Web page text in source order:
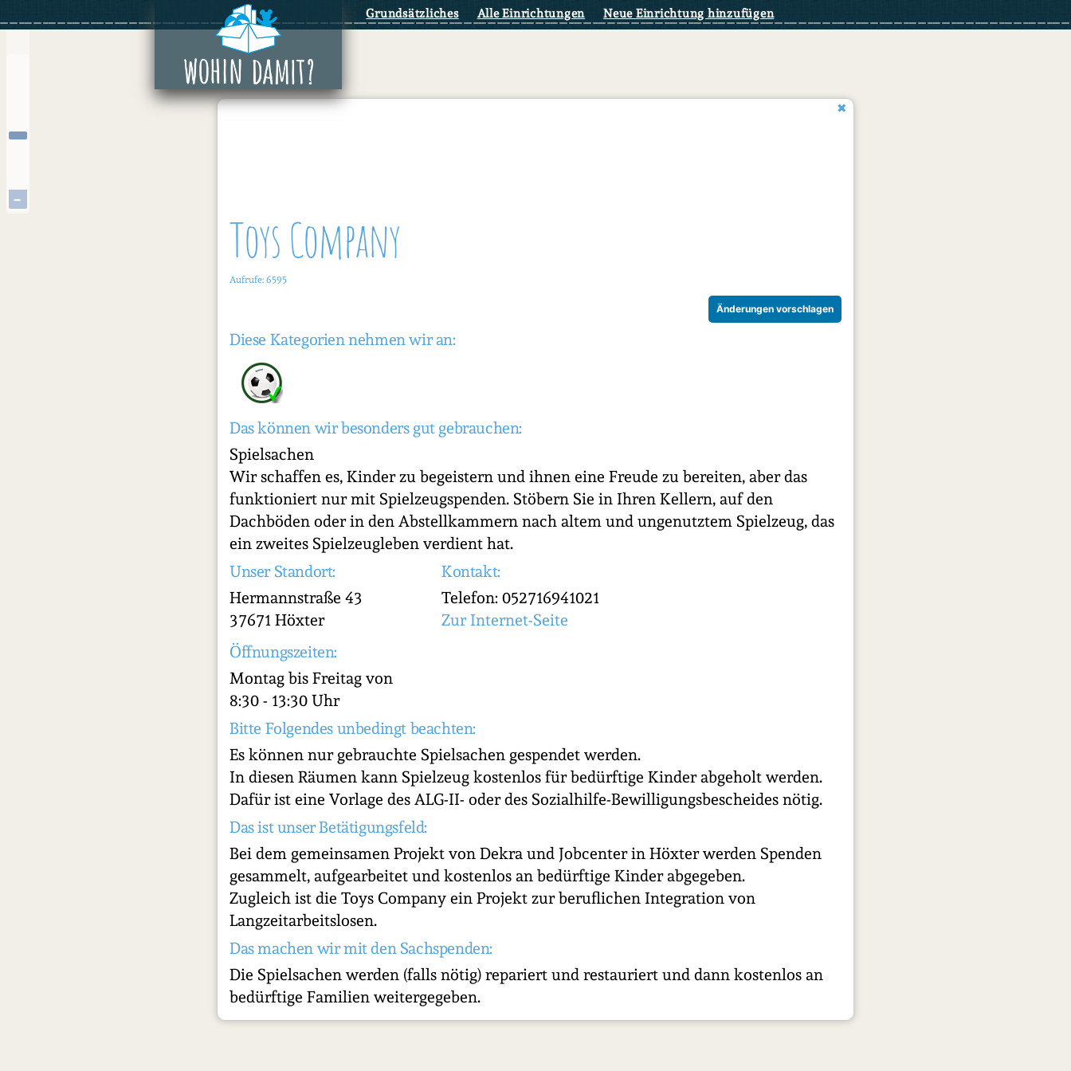
Inhalt
Grundsätzliches Alle Einrichtungen Neue Einrichtung hinzufügen
−
Toys Company
Aufrufe: 6595
Änderungen vorschlagen
Diese Kategorien nehmen wir an:
Das können wir besonders gut gebrauchen:
Spielsachen
Wir schaffen es, Kinder zu begeistern und ihnen eine Freude zu bereiten, aber das
funktioniert nur mit Spielzeugspenden. Stöbern Sie in Ihren Kellern, auf den
Dachböden oder in den Abstellkammern nach altem und ungenutztem Spielzeug, das
ein zweites Spielzeugleben verdient hat.
Unser Standort:
Hermannstraße 43
37671 Höxter
Kontakt:
Telefon: 052716941021
Zur Internet-Seite
Öffnungszeiten:
Montag bis Freitag von
8:30 - 13:30 Uhr
Bitte Folgendes unbedingt beachten:
Es können nur gebrauchte Spielsachen gespendet werden.
In diesen Räumen kann Spielzeug kostenlos für bedürftige Kinder abgeholt werden.
Dafür ist eine Vorlage des ALG-II- oder des Sozialhilfe-Bewilligungsbescheides nötig.
Das ist unser Betätigungsfeld:
Bei dem gemeinsamen Projekt von Dekra und Jobcenter in Höxter werden Spenden
gesammelt, aufgearbeitet und kostenlos an bedürftige Kinder abgegeben.
Zugleich ist die Toys Company ein Projekt zur beruflichen Integration von
Langzeitarbeitslosen.
Das machen wir mit den Sachspenden:
Die Spielsachen werden (falls nötig) repariert und restauriert und dann kostenlos an
bedürftige Familien weitergegeben.